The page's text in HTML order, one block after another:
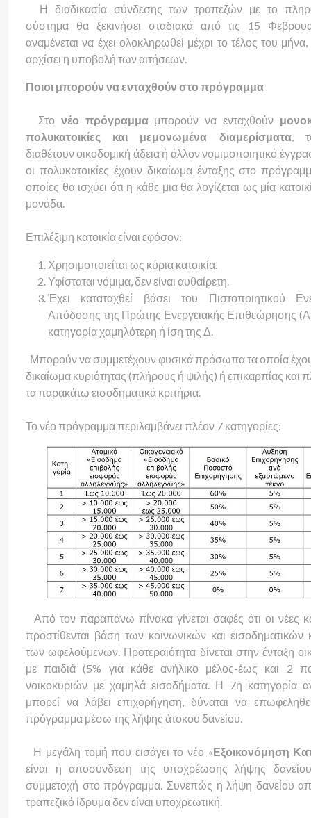
Η διαδικασία σύνδεσης των τραπεζών με το
σύστημα θα ξεκινήσει σταδιακά από τις 15
αναμένεται να έχει ολοκληρωθεί μέχρι το τέλος του
αρχίσει η υποβολή των αιτήσεων.
Ποιοι μπορούν να ενταχθούν στο πρόγραμμα
Στο νέο πρόγραμμαμπορούν να ενταχθούν
πολυκατοικίες και μεμονωμένα διαμερίσματα,
διαθέτουν οικοδομική άδεια ή άλλον νομιμοποιητικό
οι πολυκατοικίες έχουν δικαίωμα ένταξης στο
οποίες θα ισχύει ότι η κάθε μια θα λογίζεται ως μία
μονάδα.
Επιλέξιμη κατοικία είναι εφόσον:
Χρησιμοποιείται ως κύρια κατοικία.
Υφίσταται νόμιμα, δεν είναι αυθαίρετη.
Έχει καταταχθεί βάσει του Πιστοποιητικού
Απόδοσης της Πρώτης Ενεργειακής Επιθεώρησης
κατηγορία χαμηλότερη ή ίση της Δ.
Μπορούν να συμμετέχουν φυσικά πρόσωπα τα οποία
δικαίωμα κυριότητας (πλήρους ή ψιλής) ή επικαρπίας και
τα παρακάτω εισοδηματικά κριτήρια.
Το νέο πρόγραμμα περιλαμβάνει πλέον 7 κατηγορίες:
Από τον παραπάνω πίνακα γίνεται σαφές ότι οι νέες
προστίθενται βάση των κοινωνικών και εισοδηματικών
των ωφελούμενων. Προτεραιότητα δίνεται στην ένταξη
με παιδιά (5% για κάθε ανήλικο μέλος-έως και 2
νοικοκυριών με χαμηλά εισοδήματα. Η 7η κατηγορία
μπορεί να λάβει επιχορήγηση, δύναται να
πρόγραμμα μέσω της λήψης άτοκου δανείου.
Η μεγάλη τομή που εισάγει το νέο «Εξοικονόμηση
είναι η αποσύνδεση της υποχρέωσης λήψης
συμμετοχή στο πρόγραμμα. Συνεπώς η λήψη δανείου
τραπεζικό ίδρυμα δεν είναι υποχρεωτική.